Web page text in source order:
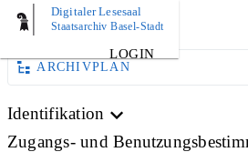
Digitaler Lesesaal
Staatsarchiv Basel-Stadt
LOGIN
AKTE
ARCHIVPLAN
Identifikation
Zugangs- und